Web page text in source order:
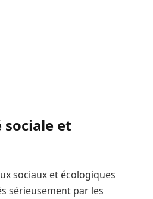
sociale et
sociaux et écologiques
sérieusement par les